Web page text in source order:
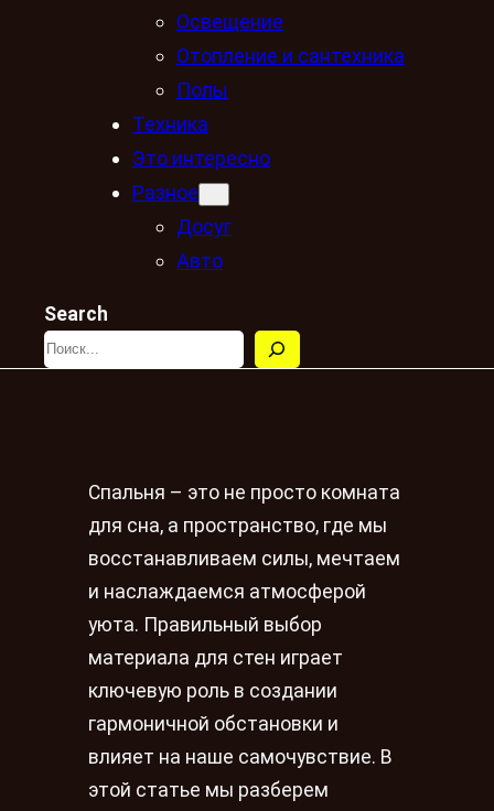
Освещение
Отопление и сантехника
Полы
Техника
Это интересно
Разное
Досуг
Авто
Search
Спальня – это не просто комната
для сна, а пространство, где мы
восстанавливаем силы, мечтаем
и наслаждаемся атмосферой
уюта. Правильный выбор
материала для стен играет
ключевую роль в создании
гармоничной обстановки и
влияет на наше самочувствие. В
этой статье мы разберем